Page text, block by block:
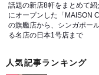
話題の新店8軒をまとめて紹
にオープンした「MAISON
の旗艦店から、シンガポー
る名店の日本1号店まで
人気記事ランキング